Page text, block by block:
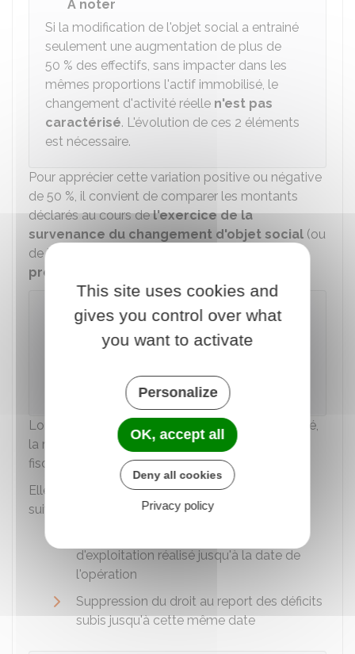
À noter
Si la modification de l'objet social a entrainé
seulement une augmentation de plus de
50 % des effectifs, sans impacter dans les
mêmes proportions l'actif immobilisé, le
changement d'activité réelle n'est pas
caractérisé. L'évolution de ces 2 éléments
est nécessaire.
Pour apprécier cette variation positive ou négative
de 50 %, il convient de comparer les montants
déclarés au cours del'exercice de la
survenance du changement d'objet social (ou
de l'exercice suivant)
par rapport à l'exercice
précédent
Exemple
Une société exerce une activité d'hôtellerie-
restauration et réalise, au cours de l'exercice
500 000 €.
Lorsque le changement d'activité réelle est avéré,
la modification de l'objet social est assimilée
fiscalement à unecessation d'activité
Elle induit alors lesconséquences fiscales
suivantes :
d'exploitation réalisé jusqu'à la date de
l'opération
Suppression du droit au report des déficits
subis jusqu'à cette même date
This site uses cookies and
gives you control over what
you want to activate
Personalize
OK, accept all
Deny all cookies
Privacy policy